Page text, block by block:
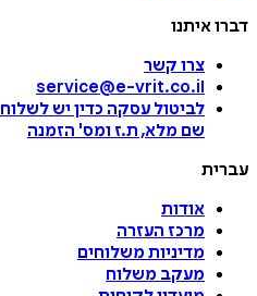
דברו איתנו
צרו קשר
service@e-vrit.co.il
לביטול עסקה כדין יש לשלוח
שם מלא, ת.ז ומס' הזמנה
עברית
אודות
מרכז העזרה
מדיניות משלוחים
מעקב משלוח